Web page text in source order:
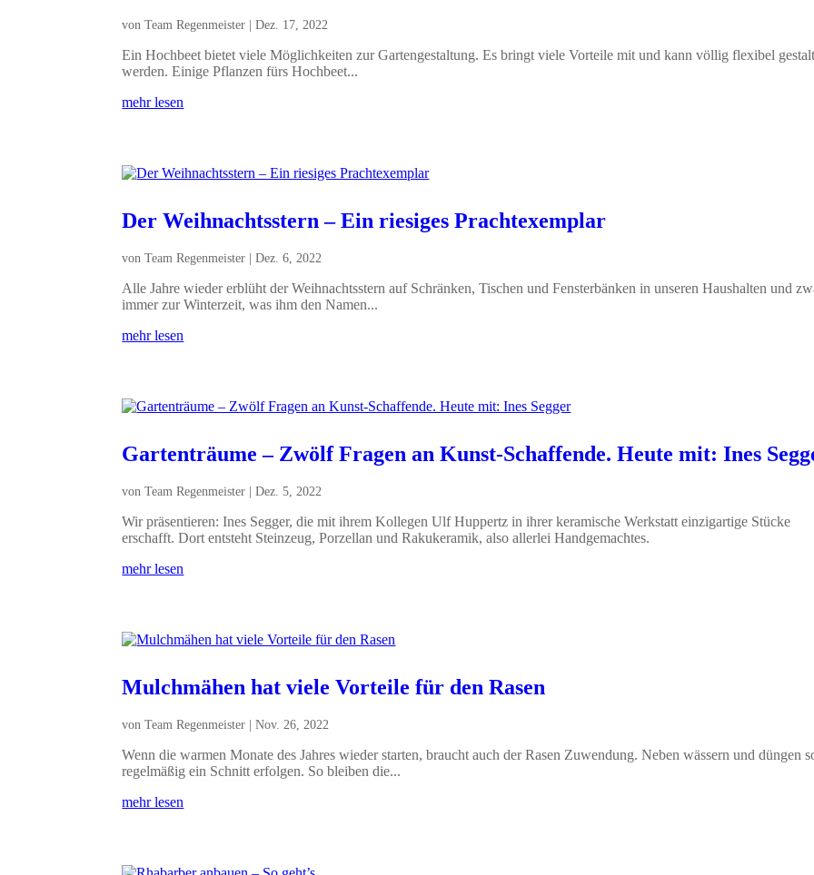
vonTeam Regenmeister |Dez. 17, 2022
Ein Hochbeet bietet viele Möglichkeiten zur Gartengestaltung. Es bringt viele Vorteile mit und kann völlig flexibel
werden. Einige Pflanzen fürs Hochbeet...
mehr lesen
Der Weihnachtsstern – Ein riesiges Prachtexemplar
vonTeam Regenmeister |Dez. 6, 2022
Alle Jahre wieder erblüht der Weihnachtsstern auf Schränken, Tischen und Fensterbänken in unseren Haushalten und
immer zur Winterzeit, was ihm den Namen...
mehr lesen
Gartenträume – Zwölf Fragen an Kunst-Schaffende. Heute mit: Ines
vonTeam Regenmeister |Dez. 5, 2022
Wir präsentieren: Ines Segger, die mit ihrem Kollegen Ulf Huppertz in ihrer keramische Werkstatt einzigartige Stücke
erschafft. Dort entsteht Steinzeug, Porzellan und Rakukeramik, also allerlei Handgemachtes.
mehr lesen
Mulchmähen hat viele Vorteile für den Rasen
vonTeam Regenmeister |Nov. 26, 2022
Wenn die warmen Monate des Jahres wieder starten, braucht auch der Rasen Zuwendung. Neben wässern und düngen
regelmäßig ein Schnitt erfolgen. So bleiben die...
mehr lesen